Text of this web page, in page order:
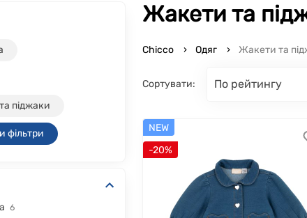
піджаки
фільтри
6
Жакети та
Chicco Одяг Жакети та
Сортувати: по рейтингу
NEW
-20%